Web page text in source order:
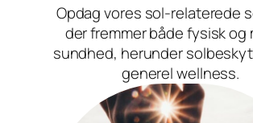
Opdag vores sol-relaterede
der fremmer både fysisk og
sundhed, herunder
generel wellness.